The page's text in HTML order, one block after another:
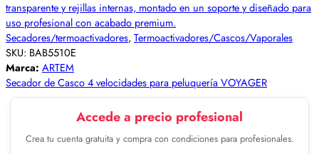
Secadores/termoactivadores, Termoactivadores/Cascos/Vaporales
SKU: BAB5510E
Marca: ARTEM
Secador de Casco 4 velocidades para peluquería VOYAGER
Accede a precio profesional
Crea tu cuenta gratuita y compra con condiciones para profesionales.